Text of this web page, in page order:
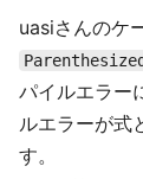
uasiさんのケ
パイルエラー
ルエラーが式
す。